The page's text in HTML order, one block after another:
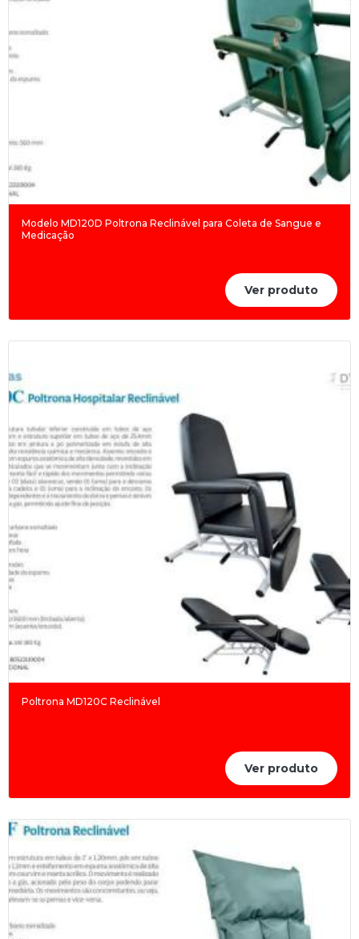
Modelo MD120D Poltrona Reclinável para Coleta de Sangue e
Medicação
Ver produto
Poltrona MD120C Reclinável
Ver produto